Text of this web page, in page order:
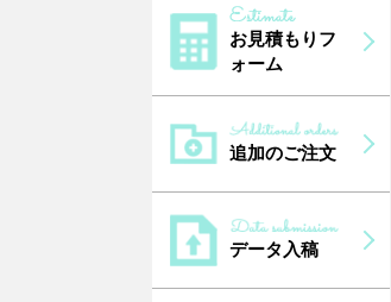
お見積もりフ
ォーム
追加のご注文
データ入稿